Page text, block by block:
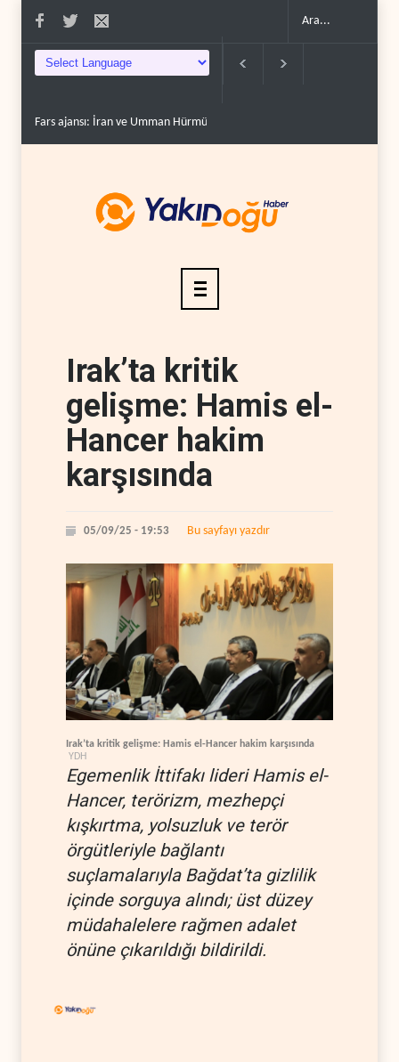
Fars ajansı: İran ve Umman Hürmüz Boğazı için geçiş..
Irak’ta kritik
gelişme: Hamis el-
Hancer hakim
karşısında
05/09/25 - 19:53 Bu sayfayı yazdır
Irak’ta kritik gelişme: Hamis el-Hancer hakim karşısında
YDH
Egemenlik İttifakı lideri Hamis el-
Hancer, terörizm, mezhepçi
kışkırtma, yolsuzluk ve terör
örgütleriyle bağlantı
suçlamalarıyla Bağdat’ta gizlilik
içinde sorguya alındı; üst düzey
müdahalelere rağmen adalet
önüne çıkarıldığı bildirildi.